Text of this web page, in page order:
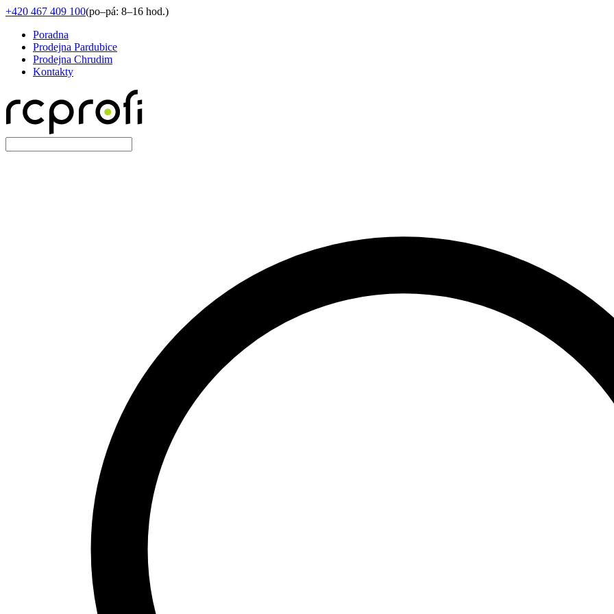
+420 467 409 100(po–pá: 8–16 hod.)
Poradna
Prodejna Pardubice
Prodejna Chrudim
Kontakty